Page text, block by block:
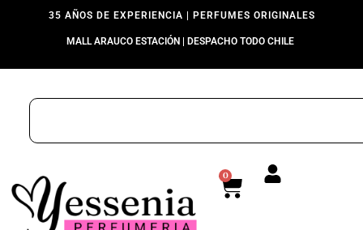
35 AÑOS DE EXPERIENCIA | PERFUMES ORIGINALES
MALL ARAUCO ESTACIÓN | DESPACHO TODO CHILE
0